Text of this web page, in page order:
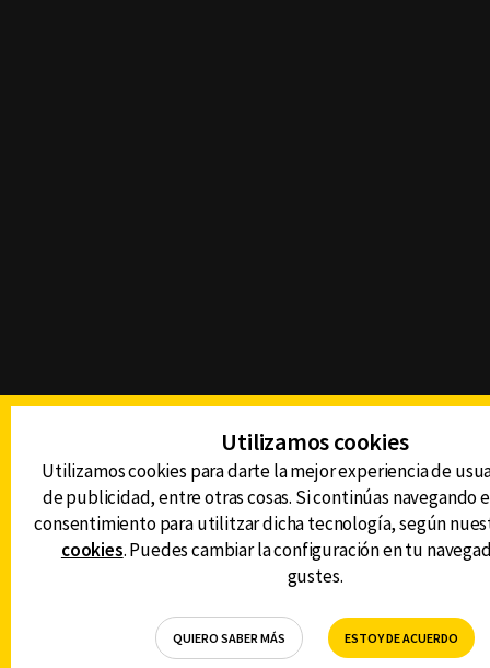
Utilizamos cookies
Utilizamos cookies para darte la mejor experiencia de
de publicidad, entre otras cosas. Si continúas navegando
consentimiento para utilitzar dicha tecnología, según
cookies. Puedes cambiar la configuración en tu
gustes.
QUIERO SABER MÁS ESTOY DE ACUERDO